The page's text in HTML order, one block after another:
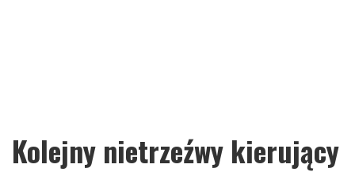
Kolejny nietrzeźwy kierujący